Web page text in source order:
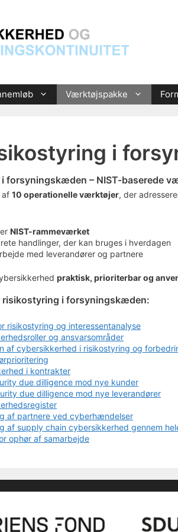
Værktøjspakke
i
i forsyningskæden – NIST-baserede
af 10 operationelle værktøjer, der
NIST-rammeværket
handlinger, der kan bruges i hverdagen
med leverandører og partnere
praktisk, prioriterbar og
i forsyningskæden:
risikostyring og interessentanalyse
og ansvarsområder
af cybersikkerhed i risikostyring og
i kontrakter
due dilligence mod nye kunder
due dilligence mod nye leverandører
af partnere ved cyberhændelser
af supply chain cybersikkerhed gennem
ophør af samarbejde